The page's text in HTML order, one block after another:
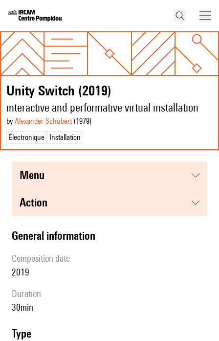
Unity Switch (2019)
interactive and performative virtual installation
by Alexander Schubert(1979)
Électronique
Installation
menu
action
general information
composition date
2019
duration
30min
type